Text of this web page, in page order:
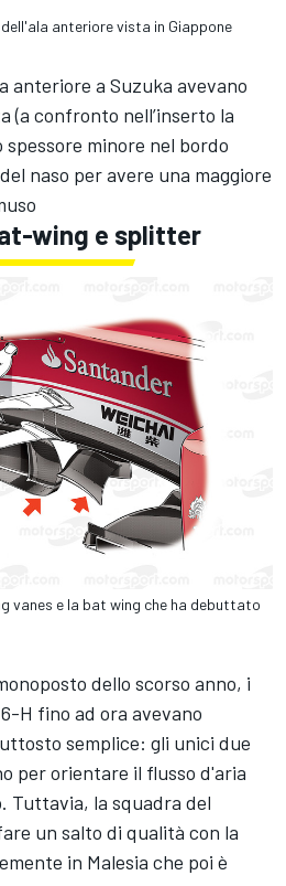
anteriore vista in Giappone
anteriore a Suzuka avevano
(a confronto nell’inserto la
minore nel bordo
naso per avere una maggiore
wing e splitter
vanes e la bat wing che ha debuttato
dello scorso anno, i
H fino ad ora avevano
semplice: gli unici due
per orientare il flusso d'aria
Tuttavia, la squadra del
un salto di qualità con la
in Malesia che poi è